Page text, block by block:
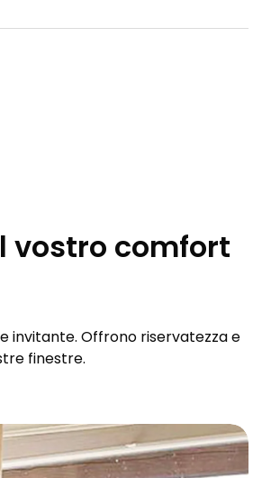
vostro comfort
invitante. Offrono riservatezza e
finestre.